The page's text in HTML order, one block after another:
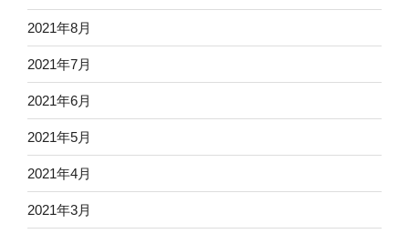
2021年8月
2021年7月
2021年6月
2021年5月
2021年4月
2021年3月